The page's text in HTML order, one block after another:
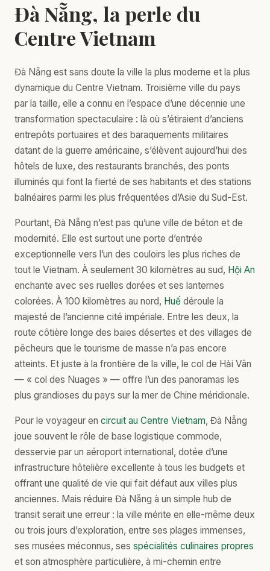
Đà Nẵng, la perle du
Centre Vietnam
Đà Nẵng est sans doute la ville la plus moderne et la plus
dynamique du Centre Vietnam. Troisième ville du pays
par la taille, elle a connu en l’espace d’une décennie une
transformation spectaculaire : là où s’étiraient d’anciens
entrepôts portuaires et des baraquements militaires
datant de la guerre américaine, s’élèvent aujourd’hui des
hôtels de luxe, des restaurants branchés, des ponts
illuminés qui font la fierté de ses habitants et des stations
balnéaires parmi les plus fréquentées d’Asie du Sud-Est.
Pourtant, Đà Nẵng n’est pas qu’une ville de béton et de
modernité. Elle est surtout une porte d’entrée
exceptionnelle vers l’un des couloirs les plus riches de
tout le Vietnam. À seulement 30 kilomètres au sud, Hội An
enchante avec ses ruelles dorées et ses lanternes
colorées. À 100 kilomètres au nord, Huế déroule la
majesté de l’ancienne cité impériale. Entre les deux, la
route côtière longe des baies désertes et des villages de
pêcheurs que le tourisme de masse n’a pas encore
atteints. Et juste à la frontière de la ville, le col de Hải Vân
— « col des Nuages » — offre l’un des panoramas les
plus grandioses du pays sur la mer de Chine méridionale.
Pour le voyageur en circuit au Centre Vietnam, Đà Nẵng
joue souvent le rôle de base logistique commode,
desservie par un aéroport international, dotée d’une
infrastructure hôtelière excellente à tous les budgets et
offrant une qualité de vie qui fait défaut aux villes plus
anciennes. Mais réduire Đà Nẵng à un simple hub de
transit serait une erreur : la ville mérite en elle-même deux
ou trois jours d’exploration, entre ses plages immenses,
ses musées méconnus, ses spécialités culinaires propres
et son atmosphère particulière, à mi-chemin entre